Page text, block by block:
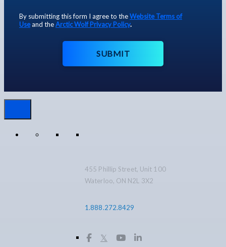
By submitting this form I agree to theWebsite Terms of
Useand theArctic Wolf Privacy Policy.
SUBMIT
455 Phillip Street, Unit 100
Waterloo, ON N2L 3X2
1.888.272.8429
𝕏